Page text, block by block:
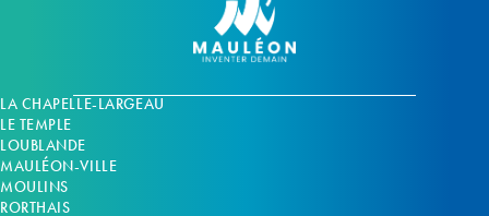
LA CHAPELLE-LARGEAU
LE TEMPLE
LOUBLANDE
MAULÉON-VILLE
MOULINS
RORTHAIS